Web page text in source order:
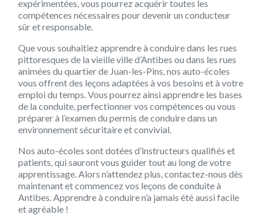
expérimentées, vous pourrez acquérir toutes les
compétences nécessaires pour devenir un conducteur
sûr et responsable.
Que vous souhaitiez apprendre à conduire dans les rues
pittoresques de la vieille ville d’Antibes ou dans les rues
animées du quartier de Juan-les-Pins, nos auto-écoles
vous offrent des leçons adaptées à vos besoins et à votre
emploi du temps. Vous pourrez ainsi apprendre les bases
de la conduite, perfectionner vos compétences ou vous
préparer à l’examen du permis de conduire dans un
environnement sécuritaire et convivial.
Nos auto-écoles sont dotées d’instructeurs qualifiés et
patients, qui sauront vous guider tout au long de votre
apprentissage. Alors n’attendez plus, contactez-nous dès
maintenant et commencez vos leçons de conduite à
Antibes. Apprendre à conduire n’a jamais été aussi facile
et agréable !